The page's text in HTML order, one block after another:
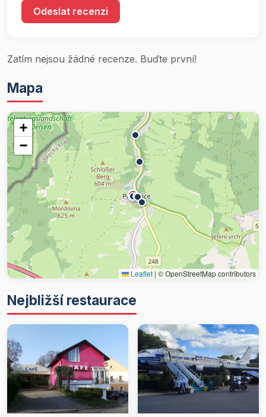
Odeslat recenzi
Zatím nejsou žádné recenze. Buďte první!
Mapa
+
−
Leaflet | © OpenStreetMap contributors
Nejbližší restaurace